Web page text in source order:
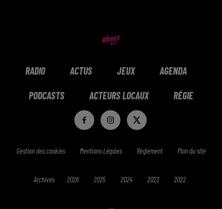
RADIO ACTUS JEUX AGENDA
PODCASTS ACTEURS LOCAUX RÉGIE
Gestion des cookies Mentions Légales Réglement Plan du site
Archives 2026 2025 2024 2023 2022